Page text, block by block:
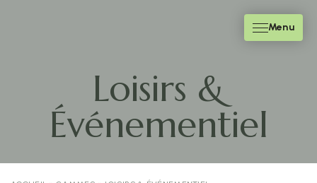
Menu
Loisirs &
Événementiel